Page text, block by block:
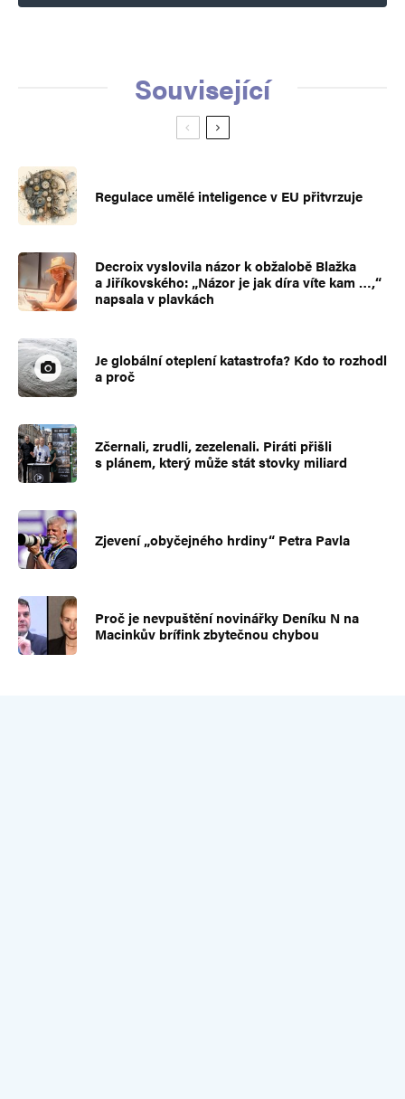
Související
Regulace umělé inteligence v EU přitvrzuje
Decroix vyslovila názor k obžalobě Blažka
a Jiříkovského: „Názor je jak díra víte kam …,“
napsala v plavkách
Je globální oteplení katastrofa? Kdo to rozhodl
a proč
Zčernali, zrudli, zezelenali. Piráti přišli
s plánem, který může stát stovky miliard
Zjevení „obyčejného hrdiny“ Petra Pavla
Proč je nevpuštění novinářky Deníku N na
Macinkův brífink zbytečnou chybou